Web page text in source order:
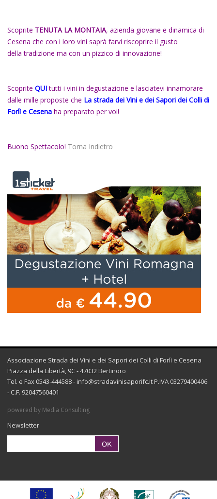
Scoprite TENUTA LA MONTAIA, azienda giovane e dinamica di
Cesena che con i loro vini saprà farvi riscoprire il gusto
della tradizione ma con un pizzico di innovazione!
Scoprite QUItutti i vini in degustazione e lasciatevi innamorare
dalle mille proposte che La strada dei Vini e dei Sapori dei Colli di
Forlì e Cesena ha preparato per voi!
Buono Spettacolo! Torna Indietro
Associazione Strada dei Vini e dei Sapori dei Colli di Forlì e Cesena
Piazza della Libertà, 9C - 47032 Bertinoro
Tel. e Fax 0543-444588 - info@stradavinisaporifc.it P.IVA 03279400406
- C.F. 92047560401
powered by Media Consulting
Newsletter